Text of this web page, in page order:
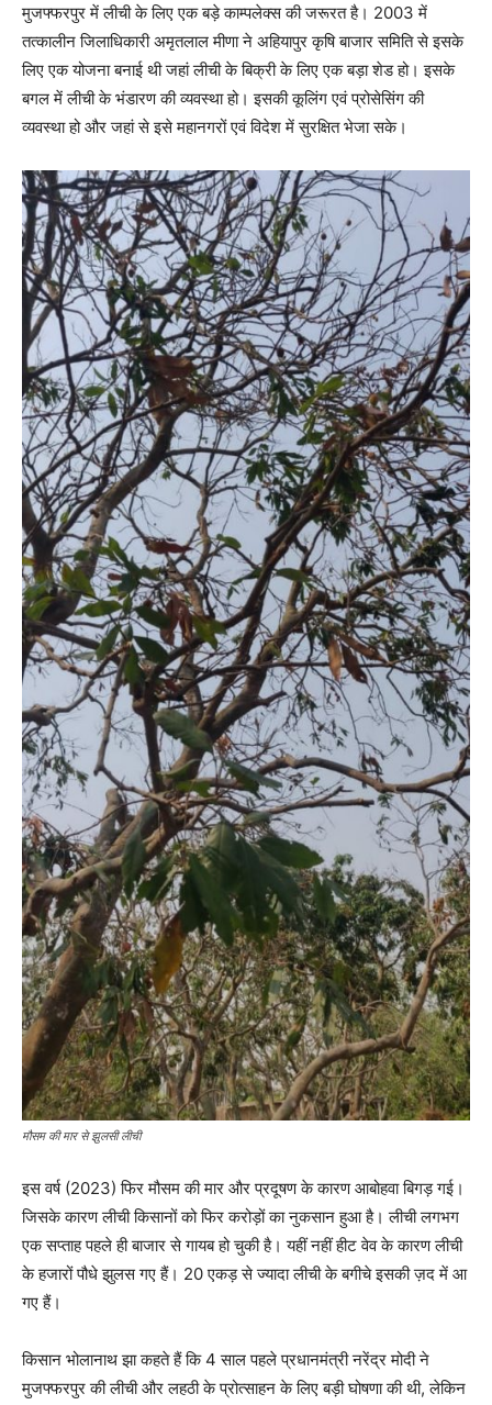
मुजफ्फरपुर में लीची के लिए एक बड़े काम्पलेक्स की जरूरत है। 2003 में
तत्कालीन जिलाधिकारी अमृतलाल मीणा ने अहियापुर कृषि बाजार समिति से इसके
लिए एक योजना बनाई थी जहां लीची के बिक्री के लिए एक बड़ा शेड हो। इसके
बगल में लीची के भंडारण की व्यवस्था हो। इसकी कूलिंग एवं प्रोसेसिंग की
व्यवस्था हो और जहां से इसे महानगरों एवं विदेश में सुरक्षित भेजा सके।
मौसम की मार से झुलसी लीची
इस वर्ष (2023) फिर मौसम की मार और प्रदूषण के कारण आबोहवा बिगड़ गई।
जिसके कारण लीची किसानों को फिर करोड़ों का नुकसान हुआ है। लीची लगभग
एक सप्ताह पहले ही बाजार से गायब हो चुकी है। यहीं नहीं हीट वेव के कारण लीची
के हजारों पौधे झुलस गए हैं। 20 एकड़ से ज्यादा लीची के बगीचे इसकी ज़द में आ
गए हैं।
किसान भोलानाथ झा कहते हैं कि 4 साल पहले प्रधानमंत्री नरेंद्र मोदी ने
मुजफ्फरपुर की लीची और लहठी के प्रोत्साहन के लिए बड़ी घोषणा की थी, लेकिन